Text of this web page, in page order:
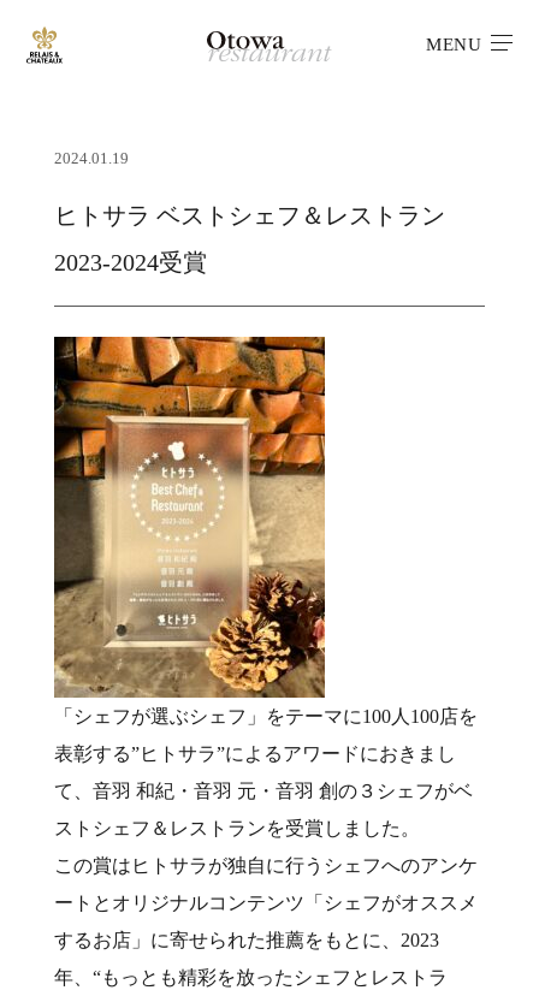
MENU
2024.01.19
ヒトサラ ベストシェフ＆レストラン
2023-2024受賞
「シェフが選ぶシェフ」をテーマに100人100店を
表彰する”ヒトサラ”によるアワードにおきまし
て、音羽 和紀・音羽 元・音羽 創の３シェフがベ
ストシェフ＆レストランを受賞しました。
この賞はヒトサラが独自に行うシェフへのアンケ
ートとオリジナルコンテンツ「シェフがオススメ
するお店」に寄せられた推薦をもとに、2023
年、“もっとも精彩を放ったシェフとレストラ